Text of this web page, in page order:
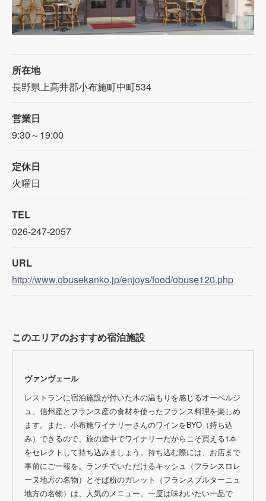
所在地
長野県上高井郡小布施町中町534
営業日
9:30～19:00
定休日
火曜日
TEL
026-247-2057
URL
http://www.obusekanko.jp/enjoys/food/obuse120.php
このエリアのおすすめ宿泊施設
ヴァンヴェール
レストランに宿泊施設が付いた木の温もりを感じるオーベルジ
ュ。信州産とフランス産の食材を使ったフランス料理を楽しめ
ます。また、小布施ワイナリーさんのワインをBYO（持ち込
み）できるので、旅の途中でワイナリーだからこそ買える1本
をセレクトして持ち込みましょう。持ち込む際には、お店まで
事前にご一報を。ランチでいただけるキッシュ（フランスロレ
ーヌ地方の名物）とそば粉のガレット（フランスブルターニュ
地方の名物）は、人気のメニュー。一度は味わいたい一品で